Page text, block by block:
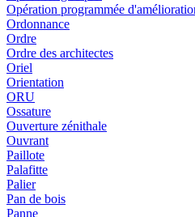
Opération programmée
Ordonnance
Ordre
Ordre des architectes
Oriel
Orientation
ORU
Ossature
Ouverture zénithale
Ouvrant
Paillote
Palafitte
Palier
Pan de bois
Panne